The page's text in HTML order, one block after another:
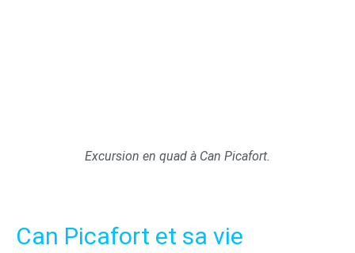
Excursion en quad à Can Picafort.
Can Picafort et sa vie